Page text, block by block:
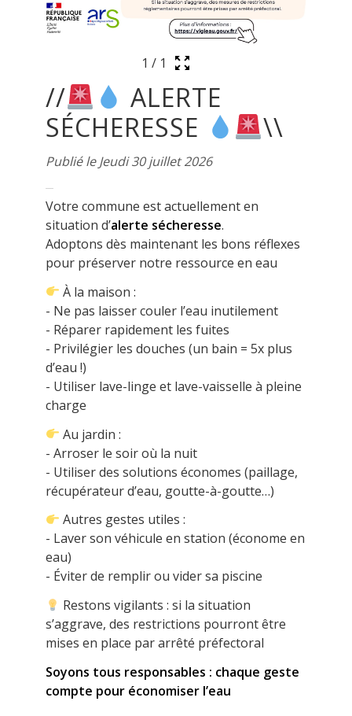
1 / 1
//
ALERTE
SÉCHERESSE
\\
Publié le Jeudi 30 juillet 2026
Votre commune est actuellement en
situation d’alerte sécheresse.
Adoptons dès maintenant les bons réflexes
pour préserver notre ressource en eau
À la maison :
- Ne pas laisser couler l’eau inutilement
- Réparer rapidement les fuites
- Privilégier les douches (un bain = 5x plus
d’eau !)
- Utiliser lave-linge et lave-vaisselle à pleine
charge
Au jardin :
- Arroser le soir où la nuit
- Utiliser des solutions économes (paillage,
récupérateur d’eau, goutte-à-goutte…)
Autres gestes utiles :
- Laver son véhicule en station (économe en
eau)
- Éviter de remplir ou vider sa piscine
Restons vigilants : si la situation
s’aggrave, des restrictions pourront être
mises en place par arrêté préfectoral
Soyons tous responsables : chaque geste
compte pour économiser l’eau